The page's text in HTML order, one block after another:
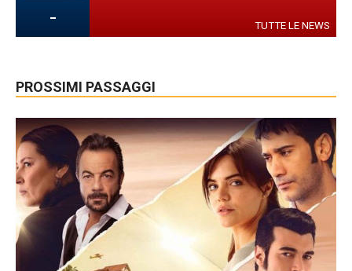
- TUTTE LE NEWS
PROSSIMI PASSAGGI